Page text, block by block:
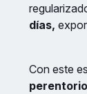
días,
Con este